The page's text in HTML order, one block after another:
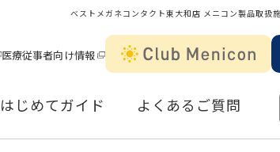
ベストメガネコンタクト東大和店 メニコン製品取扱
医療従事者向け情報
はじめてガイド よくあるご質問